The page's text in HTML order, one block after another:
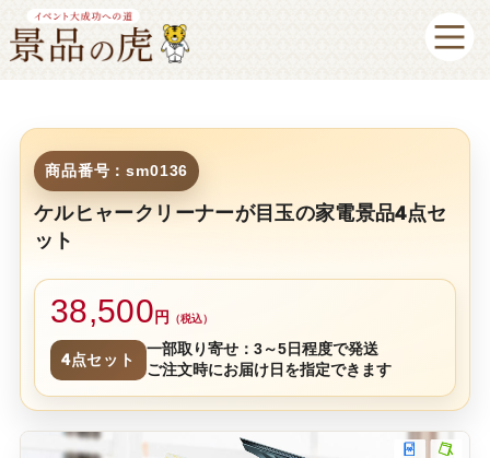
商品番号：sm0136
ケルヒャークリーナーが目玉の家電景品4点セ
ット
38,500 円 （税込）
4点セット
一部取り寄せ：3～5日程度で発送
ご注文時にお届け日を指定できます